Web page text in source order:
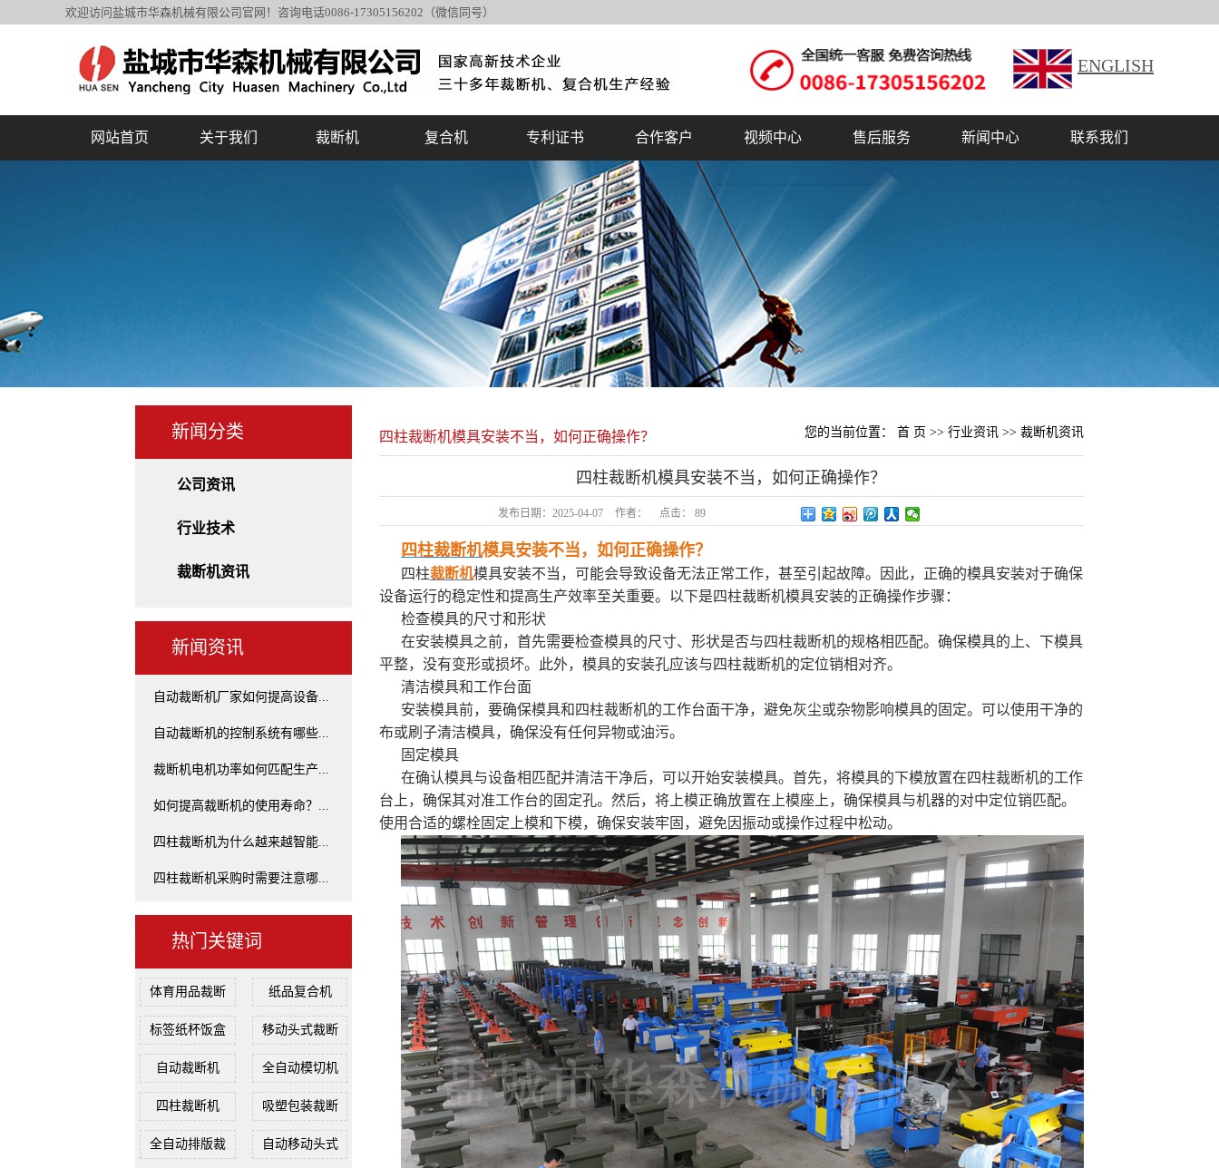
欢迎访问盐城市华森机械有限公司官网！咨询电话0086-17305156202（微信同号）
ENGLISH
网站首页 关于我们 裁断机 复合机
吸塑包装裁断机
体育用品裁断机
箱包鞋帽皮具裁
标签纸杯饭盒裁
华森与德国合作
自动口罩生产机
专利证书 合作客户
销售网络
合作伙伴
视频中心 售后服务 新闻中心 联系我们
新闻分类
公司资讯
行业技术
裁断机资讯
新闻资讯
自动裁断机厂家如何提高设备...
自动裁断机的控制系统有哪些...
裁断机电机功率如何匹配生产...
如何提高裁断机的使用寿命？...
四柱裁断机为什么越来越智能...
四柱裁断机采购时需要注意哪...
热门关键词
体育用品裁断 纸品复合机
标签纸杯饭盒 移动头式裁断
自动裁断机 全自动模切机
四柱裁断机 吸塑包装裁断
全自动排版裁 自动移动头式
四柱裁断机模具安装不当，如何正确操作？ 您的当前位置： 首 页 >> 行业资讯>> 裁断机资讯
四柱裁断机模具安装不当，如何正确操作？
发布日期： 2025-04-07 作者： 点击： 89
四柱裁断机模具安装不当，如何正确操作？
四柱裁断机模具安装不当，可能会导致设备无法正常工作，甚至引起故障。因此，正确的模具安装对于确保
设备运行的稳定性和提高生产效率至关重要。以下是四柱裁断机模具安装的正确操作步骤：
检查模具的尺寸和形状
在安装模具之前，首先需要检查模具的尺寸、形状是否与四柱裁断机的规格相匹配。确保模具的上、下模具
平整，没有变形或损坏。此外，模具的安装孔应该与四柱裁断机的定位销相对齐。
清洁模具和工作台面
安装模具前，要确保模具和四柱裁断机的工作台面干净，避免灰尘或杂物影响模具的固定。可以使用干净的
布或刷子清洁模具，确保没有任何异物或油污。
固定模具
在确认模具与设备相匹配并清洁干净后，可以开始安装模具。首先，将模具的下模放置在四柱裁断机的工作
台上，确保其对准工作台的固定孔。然后，将上模正确放置在上模座上，确保模具与机器的对中定位销匹配。
使用合适的螺栓固定上模和下模，确保安装牢固，避免因振动或操作过程中松动。